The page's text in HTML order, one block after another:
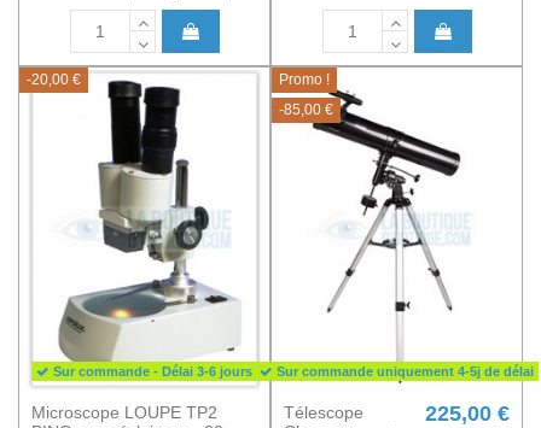
-20,00 €
Sur commande - Délai 3-6 jours
Microscope LOUPE TP2
Promo !
-85,00 €
Sur commande uniquement 4-5j de délai
Télescope
225,00 €